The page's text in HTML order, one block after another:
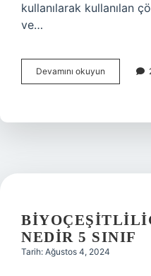
kullanılarak kullanılan
ve…
Devamını okuyun
canlı
veriniz
NEDIR 5 SINIF
Tarih: Ağustos 4, 2024